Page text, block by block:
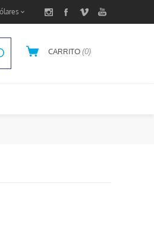
CARRITO (0)